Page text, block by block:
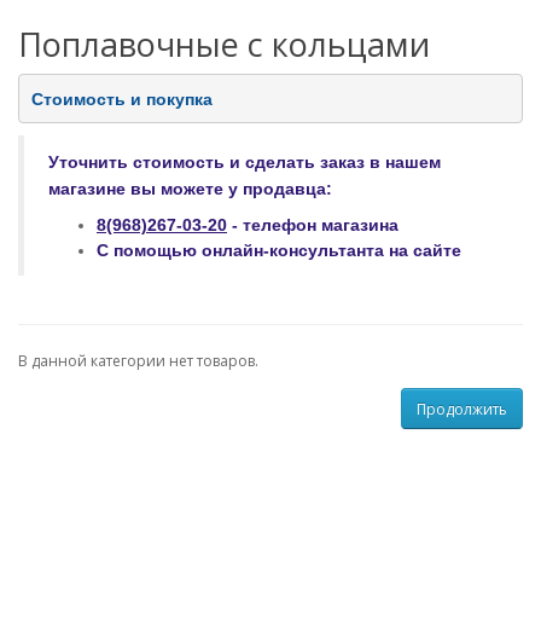
Поплавочные с кольцами
Стоимость и покупка
Уточнить стоимость и сделать заказ в нашем
магазине вы можете у продавца:
8(968)267-03-20 - телефон магазина
С помощью онлайн-консультанта на сайте
В данной категории нет товаров.
Продолжить